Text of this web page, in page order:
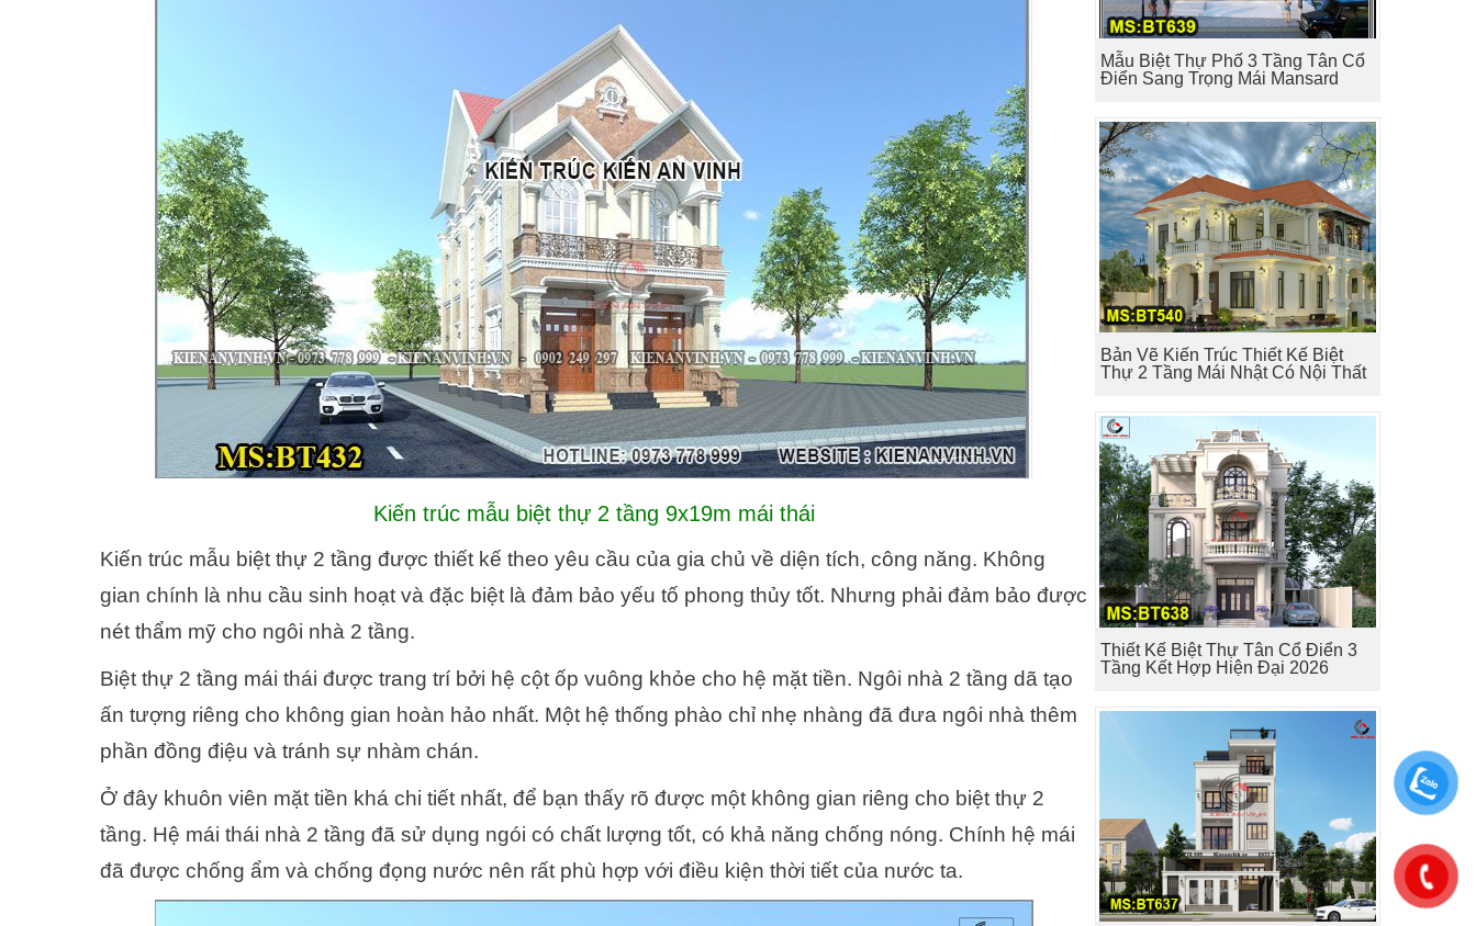
Kiến trúc mẫu biệt thự 2 tầng 9x19m mái thái
Kiến trúc mẫu biệt thự 2 tầng được thiết kế theo yêu cầu của gia chủ về diện tích, công năng. Không
gian chính là nhu cầu sinh hoạt và đặc biệt là đảm bảo yếu tố phong thủy tốt. Nhưng phải đảm bảo được
nét thẩm mỹ cho ngôi nhà 2 tầng.
Biệt thự 2 tầng mái thái được trang trí bởi hệ cột ốp vuông khỏe cho hệ mặt tiền. Ngôi nhà 2 tầng dã tạo
ấn tượng riêng cho không gian hoàn hảo nhất. Một hệ thống phào chỉ nhẹ nhàng đã đưa ngôi nhà thêm
phần đồng điệu và tránh sự nhàm chán.
Ở đây khuôn viên mặt tiền khá chi tiết nhất, để bạn thấy rõ được một không gian riêng cho biệt thự 2
tầng. Hệ mái thái nhà 2 tầng đã sử dụng ngói có chất lượng tốt, có khả năng chống nóng. Chính hệ mái
đã được chống ẩm và chống đọng nước nên rất phù hợp với điều kiện thời tiết của nước ta.
Mẫu Biệt Thự Phố 3 Tầng Tân Cổ
Điển Sang Trọng Mái Mansard
Bản Vẽ Kiến Trúc Thiết Kế Biệt
Thự 2 Tầng Mái Nhật Có Nội Thất
Thiết Kế Biệt Thự Tân Cổ Điển 3
Tầng Kết Hợp Hiện Đại 2026